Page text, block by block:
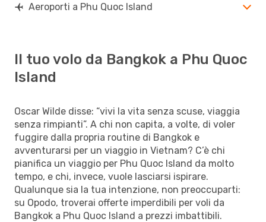
Aeroporti a Phu Quoc Island
Il tuo volo da Bangkok a Phu Quoc
Island
Oscar Wilde disse: “vivi la vita senza scuse, viaggia
senza rimpianti”. A chi non capita, a volte, di voler
fuggire dalla propria routine di Bangkok e
avventurarsi per un viaggio in Vietnam? C’è chi
pianifica un viaggio per Phu Quoc Island da molto
tempo, e chi, invece, vuole lasciarsi ispirare.
Qualunque sia la tua intenzione, non preoccuparti:
su Opodo, troverai offerte imperdibili per voli da
Bangkok a Phu Quoc Island a prezzi imbattibili.